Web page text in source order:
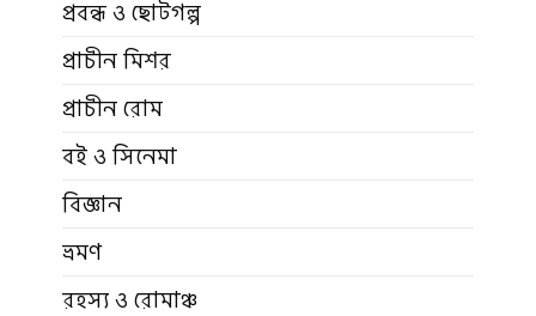
প্রবন্ধ ও ছোটগল্প
প্রাচীন মিশর
প্রাচীন রোম
বই ও সিনেমা
বিজ্ঞান
ভ্রমণ
রহস্য ও রোমাঞ্চ